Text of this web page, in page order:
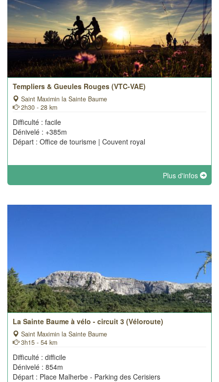
Templiers & Gueules Rouges (VTC-VAE)
Saint Maximin la Sainte Baume
2h30 - 28 km
Difficulté : facile
Dénivelé : +385m
Départ : Office de tourisme | Couvent royal
Plus d'infos
La Sainte Baume à vélo - circuit 3 (Véloroute)
Saint Maximin la Sainte Baume
3h15 - 54 km
Difficulté : difficile
Dénivelé : 854m
Départ : Place Malherbe - Parking des Cerisiers